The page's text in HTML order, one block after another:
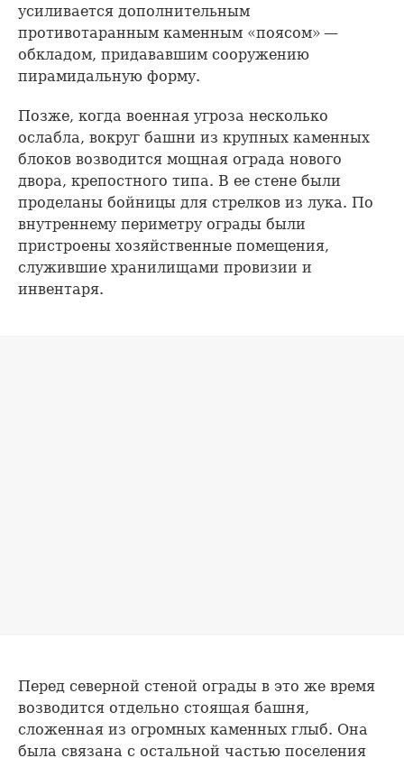
усиливается дополнительным
противотаранным каменным «поясом» —
обкладом, придававшим сооружению
пирамидальную форму.
Позже, когда военная угроза несколько
ослабла, вокруг башни из крупных каменных
блоков возводится мощная ограда нового
двора, крепостного типа. В ее стене были
проделаны бойницы для стрелков из лука. По
внутреннему периметру ограды были
пристроены хозяйственные помещения,
служившие хранилищами провизии и
инвентаря.
Перед северной стеной ограды в это же время
возводится отдельно стоящая башня,
сложенная из огромных каменных глыб. Она
была связана с остальной частью поселения